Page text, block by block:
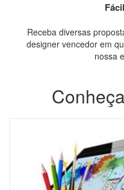
Receba diversas
designer vencedor em
nossa